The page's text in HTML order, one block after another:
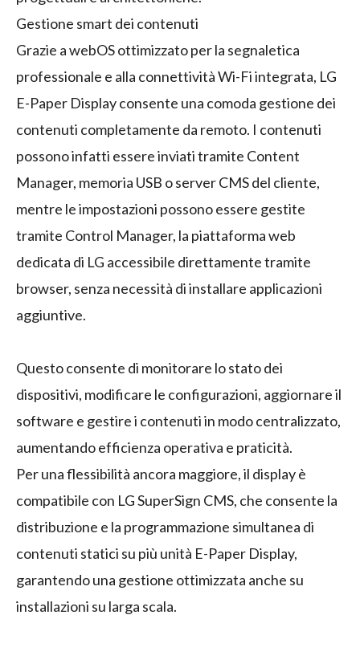
Gestione smart dei contenuti
Grazie a webOS ottimizzato per la segnaletica
professionale e alla connettività Wi-Fi integrata, LG
E-Paper Display consente una comoda gestione dei
contenuti completamente da remoto. I contenuti
possono infatti essere inviati tramite Content
Manager, memoria USB o server CMS del cliente,
mentre le impostazioni possono essere gestite
tramite Control Manager, la piattaforma web
dedicata di LG accessibile direttamente tramite
browser, senza necessità di installare applicazioni
aggiuntive.
Questo consente di monitorare lo stato dei
dispositivi, modificare le configurazioni, aggiornare il
software e gestire i contenuti in modo centralizzato,
aumentando efficienza operativa e praticità.
Per una flessibilità ancora maggiore, il display è
compatibile con LG SuperSign CMS, che consente la
distribuzione e la programmazione simultanea di
contenuti statici su più unità E-Paper Display,
garantendo una gestione ottimizzata anche su
installazioni su larga scala.